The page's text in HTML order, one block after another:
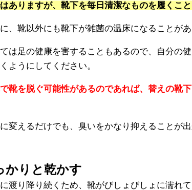
ありますが、靴下を毎日清潔なものを履くこと
、靴以外にも靴下が雑菌の温床になることがあ
は足の健康を害することもあるので、自分の
ようにしてください。
靴を脱ぐ可能性があるのであれば、替えの靴
変えるだけでも、臭いをかなり抑えることが出
かりと乾かす
渡り降り続くため、靴がびしょびしょに濡れ